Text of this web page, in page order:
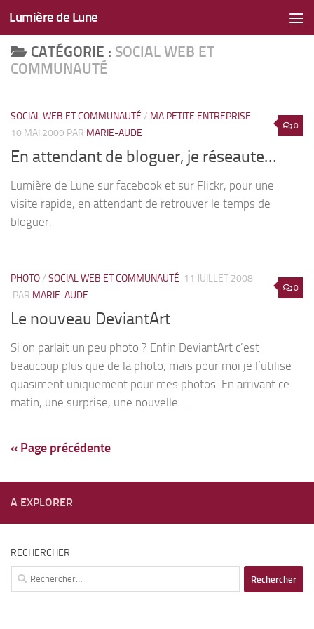
Skip to content
Lumière de Lune
CATÉGORIE : SOCIAL WEB ET
COMMUNAUTÉ
0
SOCIAL WEB ET COMMUNAUTÉ / MA PETITE ENTREPRISE
10 MAI 2009 PAR MARIE-AUDE
En attendant de bloguer, je réseaute…
Lumière de Lune sur facebook et sur Flickr, pour une
visite rapide, en attendant de retrouver le temps de
bloguer.
0
PHOTO/ SOCIAL WEB ET COMMUNAUTÉ 11 JUILLET 2008
PAR MARIE-AUDE
Le nouveau DeviantArt
Si on parlait un peu photo ? Enfin DeviantArt c’est
beaucoup plus que de la photo, mais pour moi je l’utilise
quasiment uniquement pour mes photos. En arrivant ce
matin, une surprise, une nouvelle...
« Page précédente
A EXPLORER
RECHERCHER
Rechercher :